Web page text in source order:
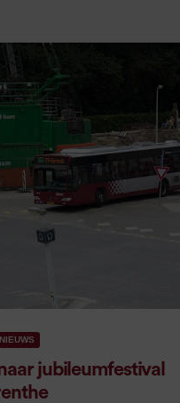
NIEUWS
jubileumfestival